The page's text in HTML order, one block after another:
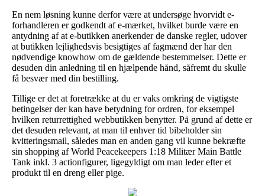
En nem løsning kunne derfor være at undersøge hvorvidt e-
forhandleren er godkendt af e-mærket, hvilket burde være en
antydning af at e-butikken anerkender de danske regler, udover
at butikken lejlighedsvis besigtiges af fagmænd der har den
nødvendige knowhow om de gældende bestemmelser. Dette er
desuden din anledning til en hjælpende hånd, såfremt du skulle
få besvær med din bestilling.
Tillige er det at foretrække at du er vaks omkring de vigtigste
betingelser der kan have betydning for ordren, for eksempel
hvilken returrettighed webbutikken benytter. På grund af dette er
det desuden relevant, at man til enhver tid bibeholder sin
kvitteringsmail, således man en anden gang vil kunne bekræfte
sin shopping af World Peacekeepers 1:18 Militær Main Battle
Tank inkl. 3 actionfigurer, ligegyldigt om man leder efter et
produkt til en dreng eller pige.